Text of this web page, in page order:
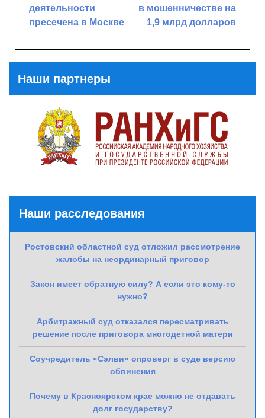
деятельности
пресечена в Москве
в мошенничестве на
1,9 млрд долларов
Наши партнеры
Наши расследования
Ростовский областной суд отложил рассмотрение
жалобы на неординарный приговор
Закон имеет обратную силу? А если это кому-то
нужно?
Арбитражный суд отказался пересматривать
решение после приговора многодетной матери
Соучредитель «Сэлви» опроверг в суде версию
обвинения
Почему в Красноярском крае можно не отдавать
долг государству?